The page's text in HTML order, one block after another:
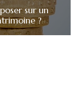
sur un
?